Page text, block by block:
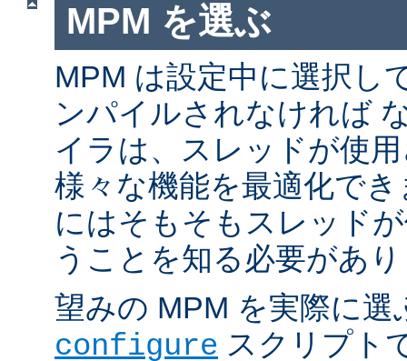
MPM を選ぶ
MPM は設定中に選択し
ンパイルされなければ
イラは、スレッドが使
様々な機能を最適化で
にはそもそもスレッド
うことを知る必要があ
望みの MPM を実際に選
configure スクリプト